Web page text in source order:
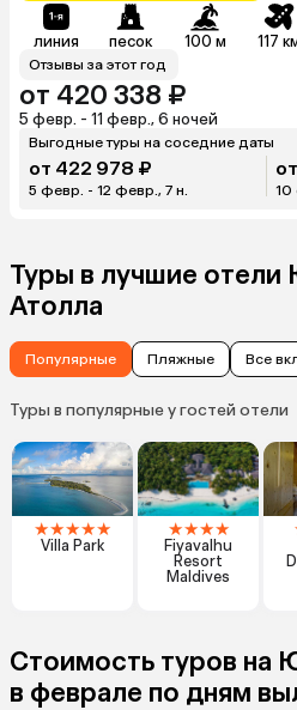
линия песок 100 м 117
Отзывы за этот год
от 420 338 ₽
5 февр. - 11 февр., 6 ночей
Выгодные туры на соседние даты
от 422 978 ₽
5 февр. - 12 февр., 7 н. 10
Туры в лучшие
Атолла
Популярные Пляжные Все
Туры в популярные у гостей отели
★★★★★
Villa Park
★★★★
Fiyavalhu
Resort
Maldives
Стоимость туров на
в феврале по дням